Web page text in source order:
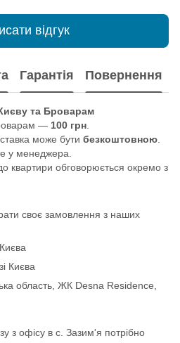
відгук
Гарантія Повернення
та Броварам
— 100 грн
може бути безкоштовною
у менеджера.
квартири обговорюється окремо з
своє замовлення з наших
Києва
область, ЖК Desna Residence,
з офісу в с. Зазим'я потрібно